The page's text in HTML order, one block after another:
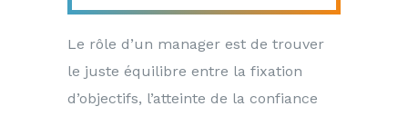
Le rôle d’un manager est de trouver
le juste équilibre entre la fixation
d’objectifs, l’atteinte de la confiance